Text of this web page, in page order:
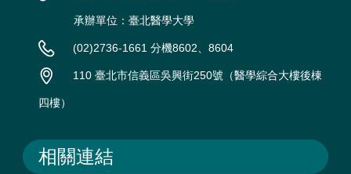
承辦單位：臺北醫學大學
(02)2736-1661 分機8602、8604
110 臺北市信義區吳興街250號（醫學綜合大樓後棟
四樓）
相關連結